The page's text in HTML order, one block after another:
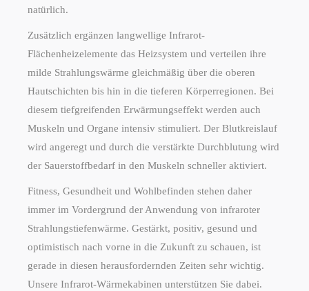
natürlich.
Zusätzlich ergänzen langwellige Infrarot-
Flächenheizelemente das Heizsystem und verteilen ihre
milde Strahlungswärme gleichmäßig über die oberen
Hautschichten bis hin in die tieferen Körperregionen. Bei
diesem tiefgreifenden Erwärmungseffekt werden auch
Muskeln und Organe intensiv stimuliert. Der Blutkreislauf
wird angeregt und durch die verstärkte Durchblutung wird
der Sauerstoffbedarf in den Muskeln schneller aktiviert.
Fitness, Gesundheit und Wohlbefinden stehen daher
immer im Vordergrund der Anwendung von infraroter
Strahlungstiefenwärme. Gestärkt, positiv, gesund und
optimistisch nach vorne in die Zukunft zu schauen, ist
gerade in diesen herausfordernden Zeiten sehr wichtig.
Unsere Infrarot-Wärmekabinen unterstützen Sie dabei.